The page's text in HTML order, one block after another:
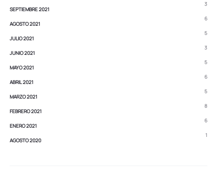
SEPTIEMBRE 2021
3
AGOSTO 2021
6
JULIO 2021
5
JUNIO 2021
3
MAYO 2021
5
ABRIL 2021
6
MARZO 2021
5
FEBRERO 2021
8
ENERO 2021
6
AGOSTO 2020
1